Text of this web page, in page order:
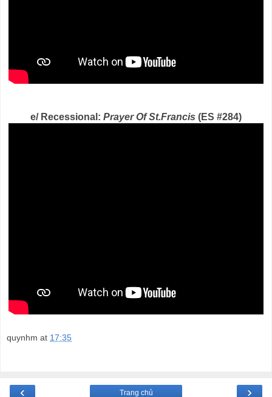
e/ Recessional: Prayer Of St.Francis (ES #284)
quynhm at 17:35
‹ ›
Trang chủ